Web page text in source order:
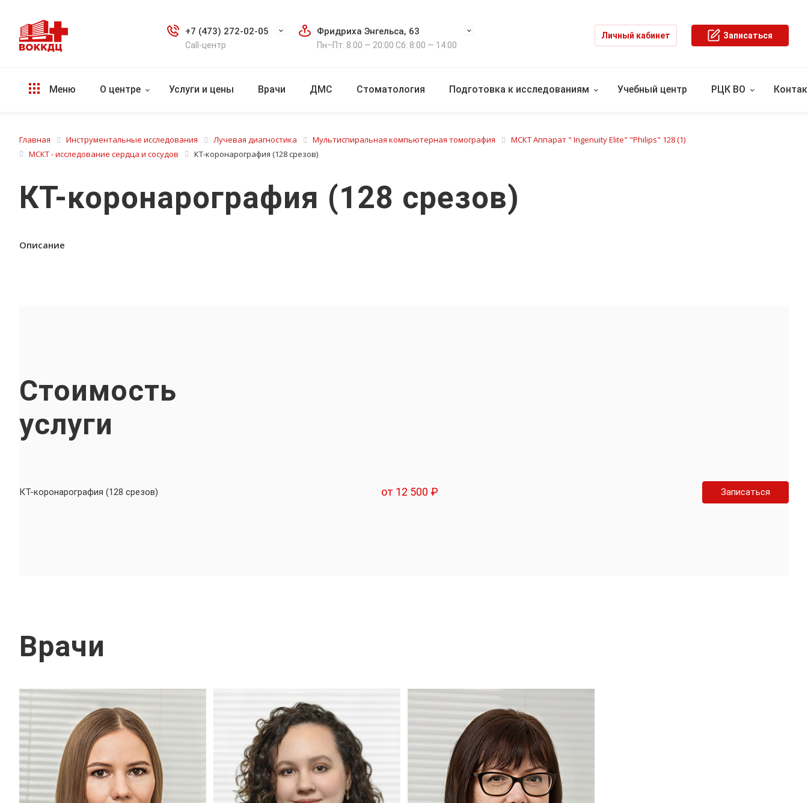
+7 (473) 272-02-05
Call-центр
Фридриха Энгельса, 63
Пн–Пт: 8:00 — 20:00 Сб: 8:00 — 14:00
Личный кабинет Записаться
Меню О центре Услуги и цены Врачи ДМС Стоматология Подготовка к исследованиям Учебный центр РЦК ВО
Главная Инструментальные исследования Лучевая диагностика Мультиспиральная компьютерная томография
МСКТ Аппарат " Ingenuity Elite" "Philips" 128 (1)
МСКТ - исследование сердца и сосудов
КТ-коронарография (128 срезов)
КТ-коронарография (128 срезов)
Описание
Стоимость
услуги
КТ-коронарография (128 срезов) от 12 500 ₽ Записаться
Врачи